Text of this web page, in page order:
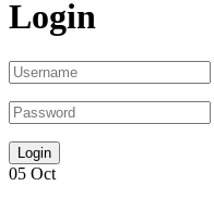
Login
05 Oct